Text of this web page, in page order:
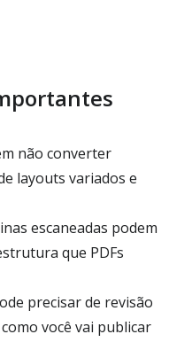
não converter
layouts variados e
escaneadas podem
que PDFs
precisar de revisão
você vai publicar